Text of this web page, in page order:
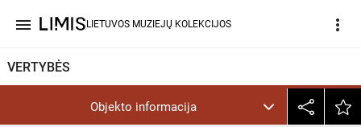
menu LIETUVOS MUZIEJŲ KOLEKCIJOS more_vert
VERTYBĖS
Objekto informacija